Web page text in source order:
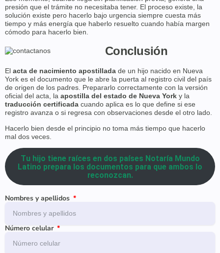
presión que el trámite no necesitaba tener. El proceso existe, la
solución existe pero hacerlo bajo urgencia siempre cuesta más
tiempo y más energía que haberlo resuelto cuando había margen
cómodo para hacerlo bien.
Conclusión
El acta de nacimiento apostillada de un hijo nacido en Nueva
York es el documento que le abre la puerta al registro civil del país
de origen de los padres. Prepararlo correctamente con la versión
oficial del acta, la apostilla del estado de Nueva York y la
traducción certificada cuando aplica es lo que define si ese
registro avanza o si regresa con observaciones desde el otro lado.
Hacerlo bien desde el principio no toma más tiempo que hacerlo
mal dos veces.
Tu hijo tiene raíces en dos países Notaría Mundo
Latino prepara los documentos para que ambos lo
reconozcan.
Nombres y apellidos
Número celular